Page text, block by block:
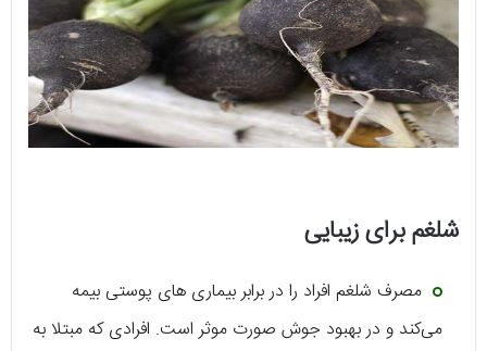
شلغم برای زیبایی
مصرف شلغم افراد را در برابر بیماری‌ های پوستی بیمه
می‌کند و در بهبود جوش صورت موثر است. افرادی که مبتلا به